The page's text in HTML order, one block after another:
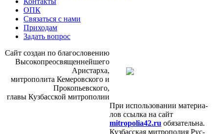
ОПК
Связаться с нами
Приходам
Задать вопрос
Сайт со­здан по бла­го­сло­ве­нию
Вы­со­ко­прео­свя­щен­ней­ше­го
Ари­стар­ха,
мит­ро­по­ли­та Ке­ме­ров­ско­го и
Про­ко­пьев­ско­го,
гла­вы Куз­бас­ской мит­ро­по­лии
При ис­поль­зо­ва­нии ма­те­ри­а­
лов ссыл­ка на сайт
mitropolia42.ru обя­за­тель­на.
Куз­бас­ская мит­ро­по­лия Рус­